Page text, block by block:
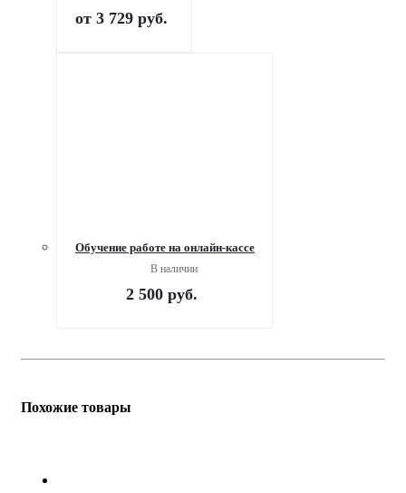
от 3 729 руб.
Обучение работе на онлайн-кассе
В наличии
2 500 руб.
Похожие товары